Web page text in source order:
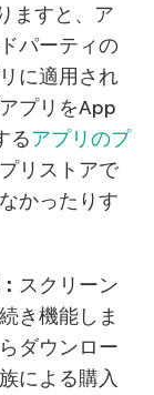
ますと、ア
パーティの
に適用され
プリをApp
るアプリのプ
リストアで
かったりす
スクリーン
き機能しま
ダウンロー
による購入